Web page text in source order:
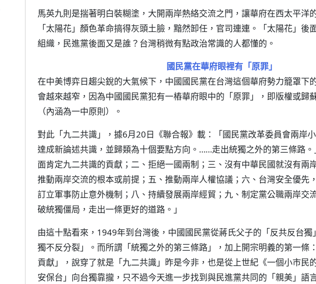
馬英九則是揣著明白裝糊塗，大開兩岸熱絡交流之門，讓華府在西太平洋
「太陽花」顏色革命搞得灰頭土臉，黯然卸任，官司連連。「太陽花」後
組織，民進黨後面又是誰？台灣稍微有點政治常識的人都懂的。
國民黨在華府眼裡有「原罪」
在中美博弈日趨尖銳的大氣候下，中國國民黨在台灣這個華府勢力籠罩下
會越來越窄，因為中國國民黨犯有一樁華府眼中的「原罪」，即版權或歸
（內涵為一中原則）。
對此「九二共識」，據6月20日《聯合報》載：「國民黨改革委員會兩岸
達成新論述共識，並歸類為十個要點方向。……走出統獨之外的第三條路
面肯定九二共識的貢獻；二、拒絕一國兩制；三、沒有中華民國就沒有兩
推動兩岸交流的根本或前提；五、推動兩岸人權協議；六、台灣安全優先
訂立軍事防止意外機制；八、持續發展兩岸經貿；九、制定黨公職兩岸交
破統獨僵局，走出一條更好的道路。」
由這十點看來，1949年到台灣後，中國國民黨從蔣氏父子的「反共反台
獨不反分裂」。而所謂「統獨之外的第三條路」，加上開宗明義的第一條
貢獻」，說穿了就是「九二共識」昨是今非，也是從上世紀《一個小市民
安保台」向台獨靠攏，只不過今天進一步找到與民進黨共同的「親美」語